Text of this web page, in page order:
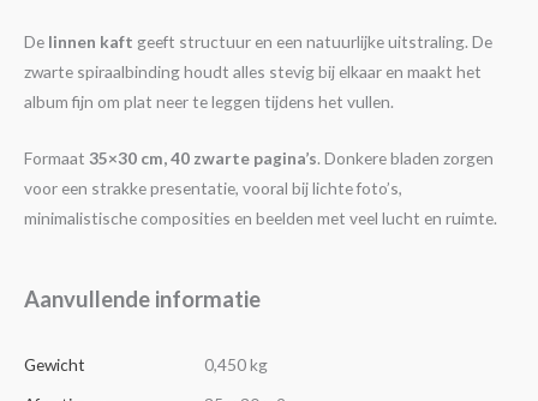
De linnen kaft geeft structuur en een natuurlijke uitstraling. De
zwarte spiraalbinding houdt alles stevig bij elkaar en maakt het
album fijn om plat neer te leggen tijdens het vullen.
Formaat 35×30 cm, 40 zwarte pagina’s. Donkere bladen zorgen
voor een strakke presentatie, vooral bij lichte foto’s,
minimalistische composities en beelden met veel lucht en ruimte.
Aanvullende informatie
Gewicht
0,450 kg